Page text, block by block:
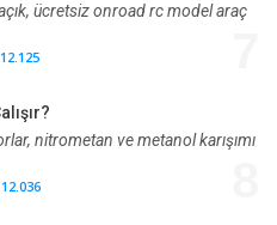
ücretsiz onroad rc model araç
12.125
nitrometan ve metanol karışımı
12.036